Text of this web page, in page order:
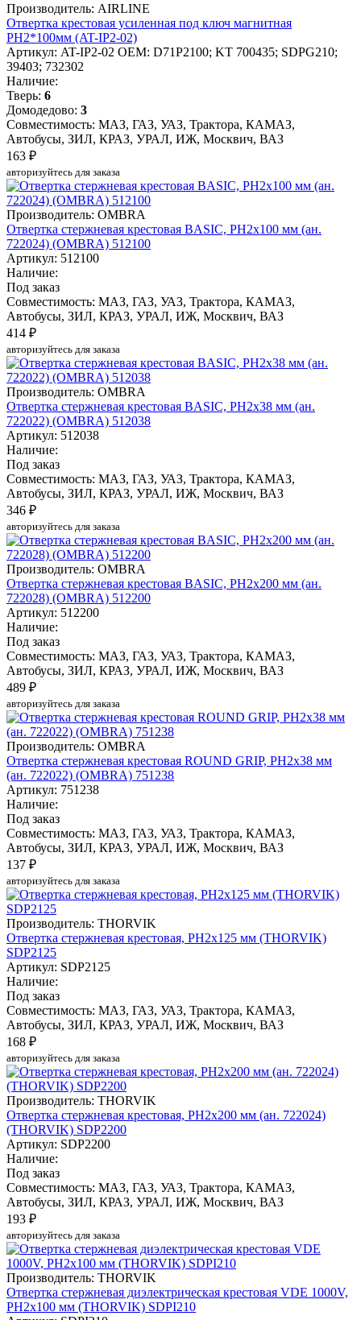
Производитель: AIRLINE
Отвертка крестовая усиленная под ключ магнитная
PH2*100мм (AT-IP2-02)
Артикул: AT-IP2-02 OEM: D71P2100; KT 700435; SDPG210;
39403; 732302
Наличие:
Тверь: 6
Домодедово: 3
Совместимость: МАЗ, ГАЗ, УАЗ, Трактора, КАМАЗ,
Автобусы, ЗИЛ, КРАЗ, УРАЛ, ИЖ, Москвич, ВАЗ
163 ₽
авторизуйтесь для заказа
Производитель: OMBRA
Отвертка стержневая крестовая BASIC, РН2х100 мм (ан.
722024) (OMBRA) 512100
Артикул: 512100
Наличие:
Под заказ
Совместимость: МАЗ, ГАЗ, УАЗ, Трактора, КАМАЗ,
Автобусы, ЗИЛ, КРАЗ, УРАЛ, ИЖ, Москвич, ВАЗ
414 ₽
авторизуйтесь для заказа
Производитель: OMBRA
Отвертка стержневая крестовая BASIC, РН2х38 мм (ан.
722022) (OMBRA) 512038
Артикул: 512038
Наличие:
Под заказ
Совместимость: МАЗ, ГАЗ, УАЗ, Трактора, КАМАЗ,
Автобусы, ЗИЛ, КРАЗ, УРАЛ, ИЖ, Москвич, ВАЗ
346 ₽
авторизуйтесь для заказа
Производитель: OMBRA
Отвертка стержневая крестовая BASIC, РН2х200 мм (ан.
722028) (OMBRA) 512200
Артикул: 512200
Наличие:
Под заказ
Совместимость: МАЗ, ГАЗ, УАЗ, Трактора, КАМАЗ,
Автобусы, ЗИЛ, КРАЗ, УРАЛ, ИЖ, Москвич, ВАЗ
489 ₽
авторизуйтесь для заказа
Производитель: OMBRA
Отвертка стержневая крестовая ROUND GRIP, PH2x38 мм
(ан. 722022) (OMBRA) 751238
Артикул: 751238
Наличие:
Под заказ
Совместимость: МАЗ, ГАЗ, УАЗ, Трактора, КАМАЗ,
Автобусы, ЗИЛ, КРАЗ, УРАЛ, ИЖ, Москвич, ВАЗ
137 ₽
авторизуйтесь для заказа
Производитель: THORVIK
Отвертка стержневая крестовая, PH2x125 мм (THORVIK)
SDP2125
Артикул: SDP2125
Наличие:
Под заказ
Совместимость: МАЗ, ГАЗ, УАЗ, Трактора, КАМАЗ,
Автобусы, ЗИЛ, КРАЗ, УРАЛ, ИЖ, Москвич, ВАЗ
168 ₽
авторизуйтесь для заказа
Производитель: THORVIK
Отвертка стержневая крестовая, PH2x200 мм (ан. 722024)
(THORVIK) SDP2200
Артикул: SDP2200
Наличие:
Под заказ
Совместимость: МАЗ, ГАЗ, УАЗ, Трактора, КАМАЗ,
Автобусы, ЗИЛ, КРАЗ, УРАЛ, ИЖ, Москвич, ВАЗ
193 ₽
авторизуйтесь для заказа
Производитель: THORVIK
Отвертка стержневая диэлектрическая крестовая VDE 1000V,
PH2x100 мм (THORVIK) SDPI210